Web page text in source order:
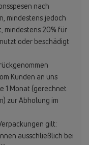
nach
mindestens jedoch
mindestens 20% für
oder beschädigt
Kunden an uns
1 Monat (gerechnet
zur Abholung im
gilt:
ausschließlich bei